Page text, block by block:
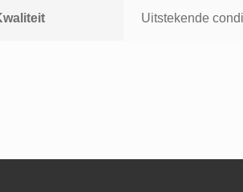
Uitstekende